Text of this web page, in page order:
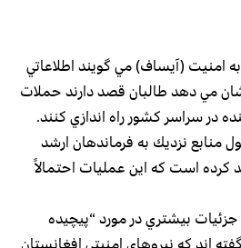
امنيت (‌آيساف) مي گويند اطلاعاتي
مي دهد طالبان قصد دارند حملات
در سراسر كشور راه اندازي كنند.
منابع نزديك به فرماندهان ارشد
كرده است كه اين عمليات احتمالاً
جزئيات بيشتري در مورد “پيچيده